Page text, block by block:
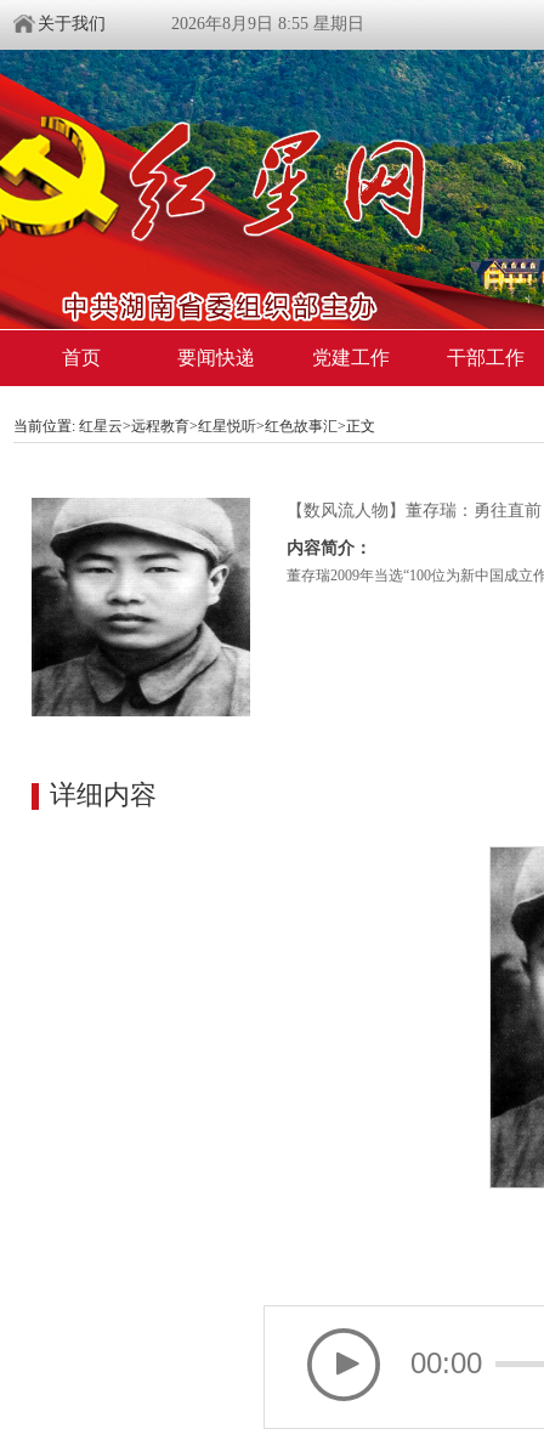
关于我们 2026年8月9日 8:55 星期日
首页 要闻快递 党建工作 干部工作
当前位置: 红星云>远程教育>红星悦听>红色故事汇>正文
【数风流人物】董存瑞：勇往直
内容简介：
董存瑞2009年当选“100位为新中国成立
详细内容
00:00